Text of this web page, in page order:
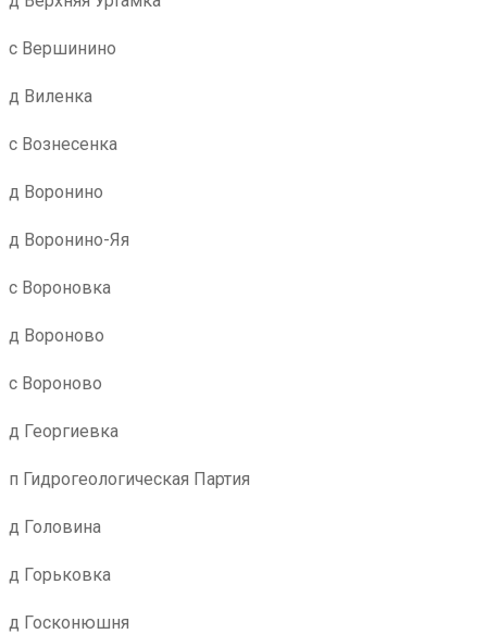
с Вершинино
д Виленка
с Вознесенка
д Воронино
д Воронино-Яя
с Вороновка
д Вороново
с Вороново
д Георгиевка
п Гидрогеологическая Партия
д Головина
д Горьковка
д Госконюшня